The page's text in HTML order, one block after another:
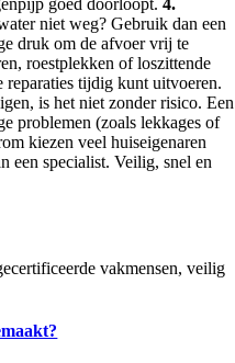
goed doorloopt.4.
niet weg? Gebruik dan een
druk om de afvoer vrij te
roestplekken of loszittende
tijdig kunt uitvoeren.
is het niet zonder risico. Een
problemen (zoals lekkages of
kiezen veel huiseigenaren
een specialist. Veilig, snel en
vakmensen, veilig